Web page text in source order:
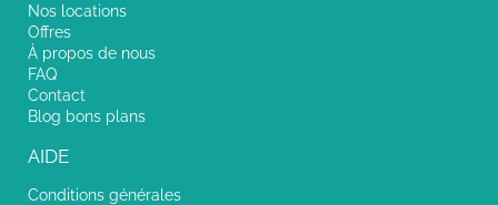
Nos locations
Offres
À propos de nous
FAQ
Contact
Blog bons plans
AIDE
Conditions générales